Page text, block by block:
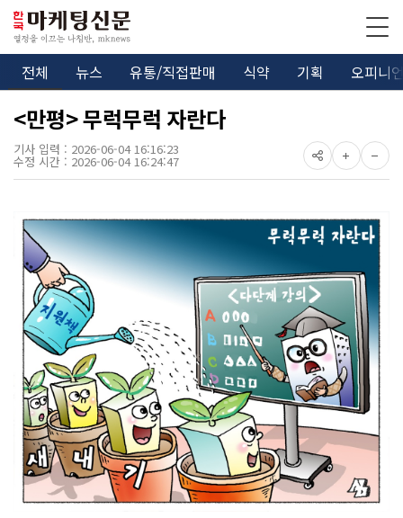
전체 뉴스 유통/직접판매 식약 기획 오피니
<만평> 무럭무럭 자란다
기사 입력 : 2026-06-04 16:16:23
수정 시간 : 2026-06-04 16:24:47